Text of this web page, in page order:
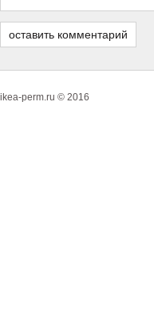
ikea-perm.ru © 2016